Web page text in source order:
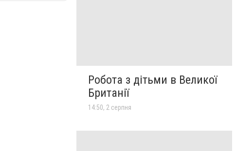
Робота з дітьми в Великої
Британії
14:50, 2 серпня